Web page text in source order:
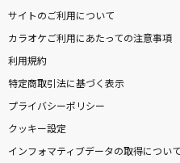
サイトのご利用について
カラオケご利用にあたっての注意事項
利用規約
特定商取引法に基づく表示
プライバシーポリシー
クッキー設定
インフォマティブデータの取得について